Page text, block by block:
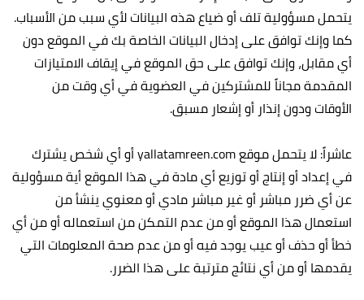
يتحمل مسؤولية تلف أو ضياع هذه البيانات لأي سبب من الأسباب.
كما وإنك توافق على إدخال البيانات الخاصة بك في الموقع دون
أي مقابل، وإنك توافق على حق الموقع في إيقاف الامتيازات
المقدمة مجاناً للمشتركين في العضوية في أي وقت من
الأوقات ودون إنذار أو إشعار مسبق.
عاشراً: لا يتحمل موقع yallatamreen.com أو أي شخص يشترك
في إعداد أو إنتاج أو توزيع أي مادة في هذا الموقع أية مسؤولية
عن أي ضرر مباشر أو غير مباشر مادي أو معنوي ينشأ من
استعمال هذا الموقع أو من عدم التمكن من استعماله أو من أي
خطأ أو حذف أو عيب يوجد فيه أو من عدم صحة المعلومات التي
يقدمها أو من أي نتائج مترتبة على هذا الضرر.